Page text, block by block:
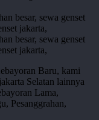
Baru, kami
Selatan lainnya
Lama,
Pesanggrahan,